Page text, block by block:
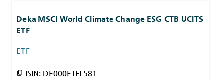
Deka MSCI World Climate Change ESG CTB UCITS
ETF
ETF
content_copy ISIN: DE000ETFL581